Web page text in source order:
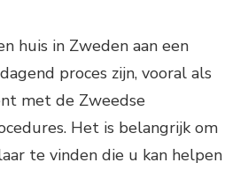
huis in Zweden aan een
proces zijn, vooral als
met de Zweedse
Het is belangrijk om
te vinden die u kan helpen